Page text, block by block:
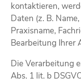
kontaktieren,
Daten (z. B.
Praxisname,
Bearbeitung Ihrer
Die Verarbeitung
Abs. 1 lit. b